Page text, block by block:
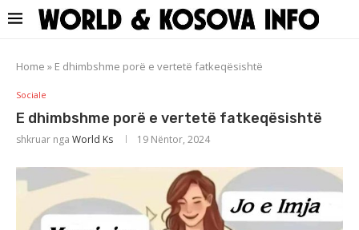
Home » E dhimbshme porë e vertetë fatkeqësishtë
Sociale
E dhimbshme porë e vertetë fatkeqësishtë
shkruar nga World Ks 19 Nëntor, 2024